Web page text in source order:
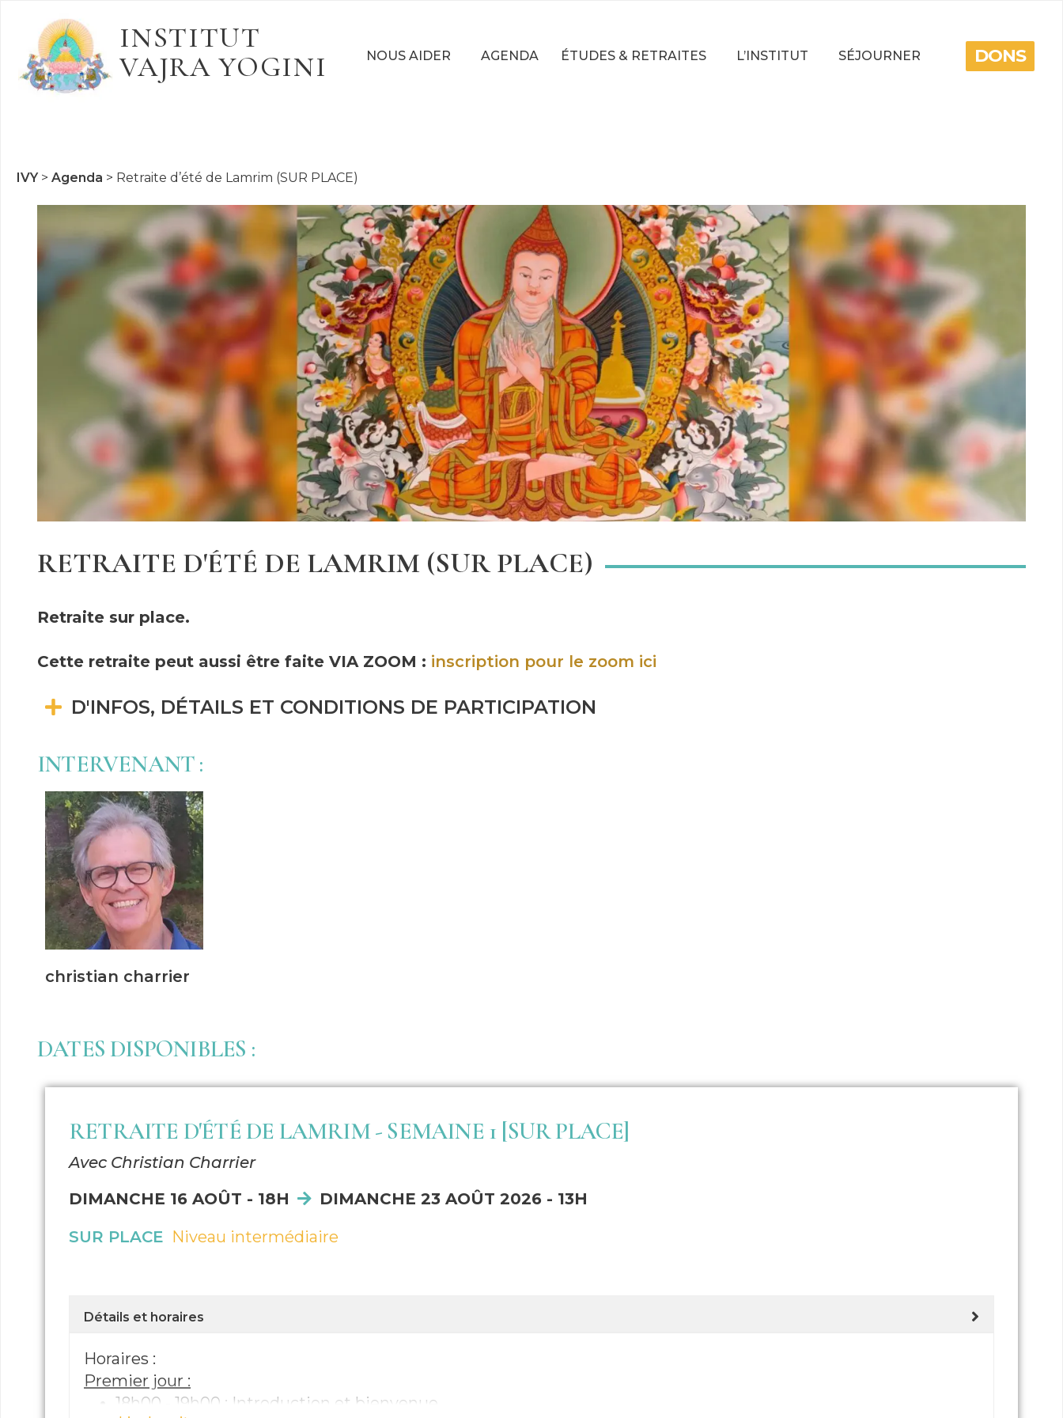
INSTITUT
VAJRA YOGINI
NOUS AIDER AGENDA ÉTUDES & RETRAITES L’INSTITUT SÉJOURNER DONS
IVY> Agenda > Retraite d’été de Lamrim (SUR PLACE)
RETRAITE D'ÉTÉ DE LAMRIM (SUR PLACE)
Retraite sur place.
Cette retraite peut aussi être faite VIA ZOOM : inscription pour le zoom ici
D'INFOS, DÉTAILS ET CONDITIONS DE PARTICIPATION
INTERVENANT :
christian charrier
DATES DISPONIBLES :
RETRAITE D'ÉTÉ DE LAMRIM - SEMAINE 1 [SUR PLACE]
Avec Christian Charrier
DIMANCHE 16 AOÛT - 18H
DIMANCHE 23 AOÛT 2026 - 13H
SUR PLACE Niveau intermédiaire
Détails et horaires
Horaires :
Premier jour :
18h00 - 19h00 : Introduction et bienvenue